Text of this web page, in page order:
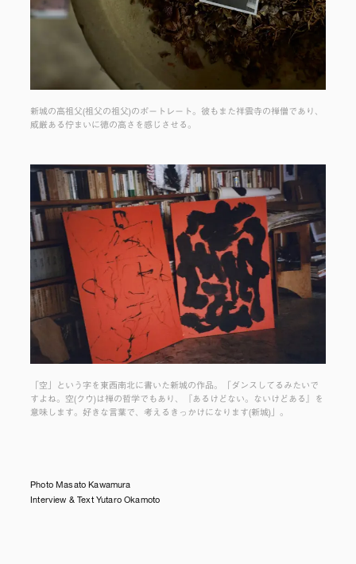
新城の高祖父(祖父の祖父)のポートレート。彼もまた祥雲寺の禅僧であり、
威厳ある佇まいに徳の高さを感じさせる。
「空」という字を東西南北に書いた新城の作品。「ダンスしてるみたいで
すよね。空(クウ)は禅の哲学でもあり、『あるけどない。ないけどある』を
意味します。好きな言葉で、考えるきっかけになります(新城)」。
Photo Masato Kawamura
Interview & Text Yutaro Okamoto